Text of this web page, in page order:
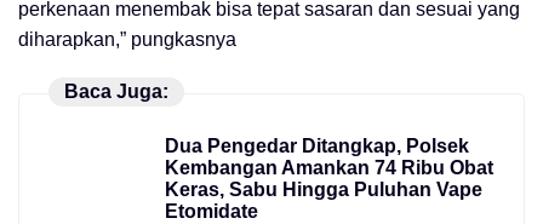
perkenaan menembak bisa tepat sasaran dan sesuai yang
diharapkan,” pungkasnya
Baca Juga:
Dua Pengedar Ditangkap, Polsek
Kembangan Amankan 74 Ribu Obat
Keras, Sabu Hingga Puluhan Vape
Etomidate